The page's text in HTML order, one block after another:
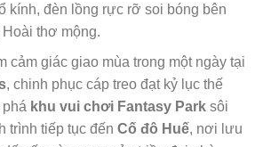
kính, đèn lồng rực rỡ soi bóng bên
thơ mộng.
cảm giác giao mùa trong một ngày tại
, chinh phục cáp treo đạt kỷ lục thế
khu vui chơi Fantasy Parksôi
trình tiếp tục đến Cố đô Huế, nơi lưu